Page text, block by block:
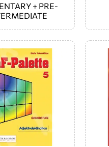
+ PRE-